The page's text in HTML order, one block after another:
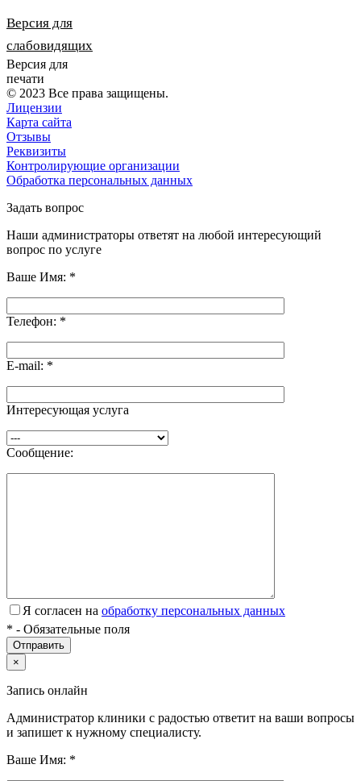
Версия для
слабовидящих
Версия для
печати
© 2023 Все права защищены.
Лицензии
Карта сайта
Отзывы
Реквизиты
Контролирующие организации
Обработка персональных данных
Задать вопрос
Наши администраторы ответят на любой интересующий
вопрос по услуге
Ваше Имя: *
Телефон: *
E-mail: *
Интересующая услуга
Сообщение:
Я согласен на обработку персональных данных
* - Обязательные поля
×
Запись онлайн
Администратор клиники с радостью ответит на ваши вопросы
и запишет к нужному специалисту.
Ваше Имя: *